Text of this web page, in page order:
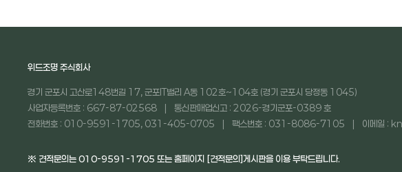
위드조명 주식회사
경기 군포시 고산로148번길 17, 군포IT밸리 A동 102호~104호 (경기 군포시 당정동 1045)
사업자등록번호 : 667-87-02568
통신판매업신고 : 2026-경기군포-0389 호
전화번호 : 010-9591-1705, 031-405-0705
팩스번호 : 031-8086-7105 이메일 :
※ 견적문의는 010-9591-1705 또는 홈페이지 [견적문의]게시판을 이용 부탁드립니다.